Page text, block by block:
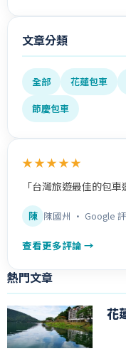
文章分類
全部 花蓮包車
節慶包車
★★★★★
「台灣旅遊最佳的包
陳 陳國州 · Google
查看更多評論 →
熱門文章
花